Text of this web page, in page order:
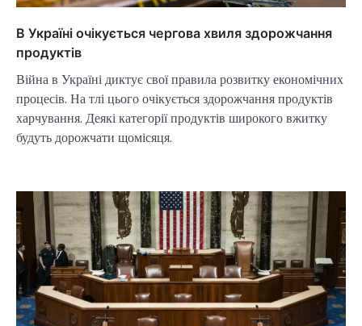
В Україні очікується чергова хвиля здорожчання
продуктів
Війна в Україні диктує свої правила розвитку економічних
процесів. На тлі цього очікується здорожчання продуктів
харчування. Деякі категорії продуктів широкого вжитку
будуть дорожчати щомісяця.